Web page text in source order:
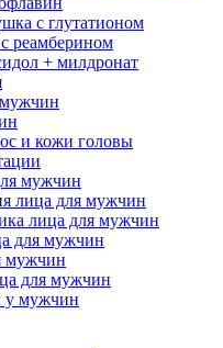
с глутатионом
реамберином
+ милдронат
и кожи головы
мужчин
лица для мужчин
лица для мужчин
для мужчин
мужчин
для мужчин
у мужчин